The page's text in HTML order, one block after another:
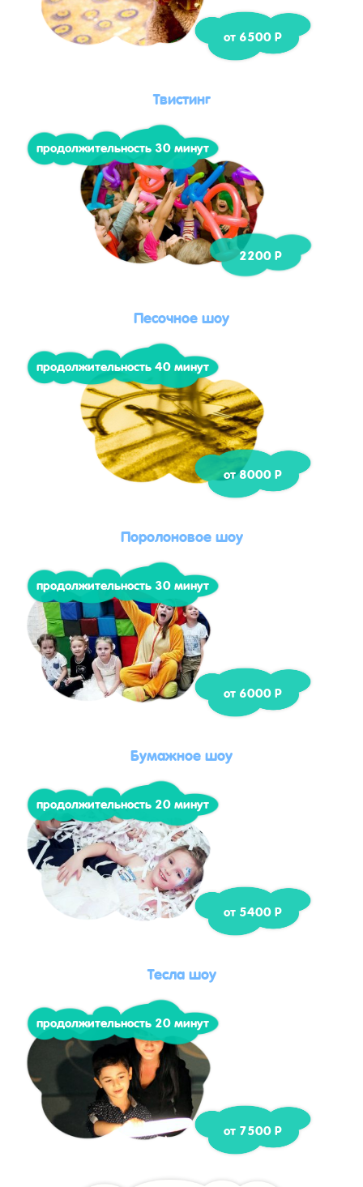
от 6500 Р
Твистинг
продолжительность 30 минут
2200 Р
Песочное шоу
продолжительность 40 минут
от 8000 Р
Поролоновое шоу
продолжительность 30 минут
от 6000 Р
Бумажное шоу
продолжительность 20 минут
от 5400 Р
Тесла шоу
продолжительность 20 минут
от 7500 Р